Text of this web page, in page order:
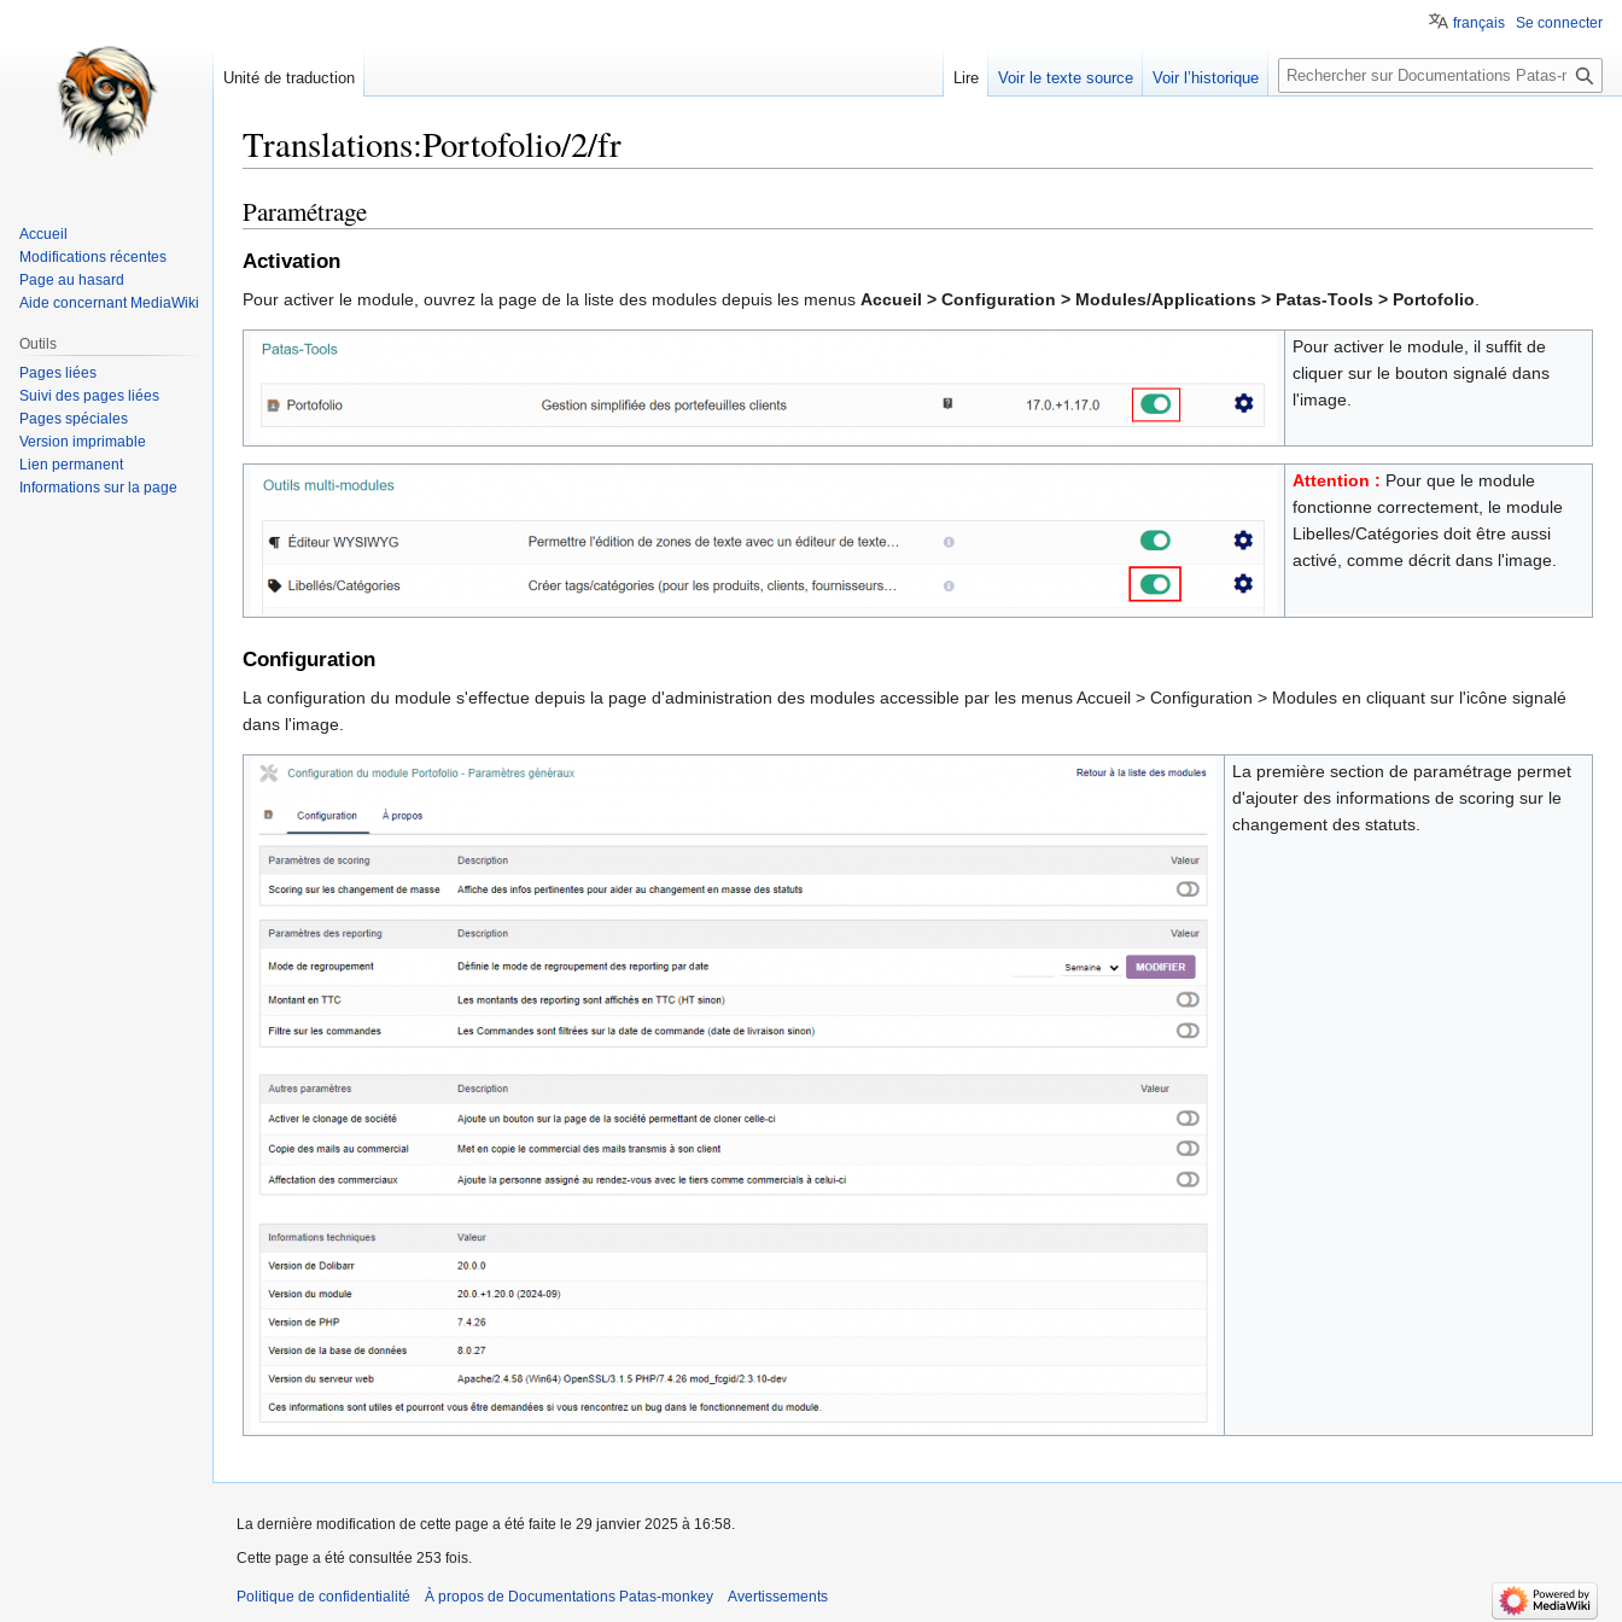
Translations:Portofolio/2/fr
Aller
à
la
Aller
à
la
Paramétrage
Activation
Pour activer le module, ouvrez la page de la liste des modules depuis les menus Accueil > Configuration > Modules/Applications > Patas-Tools > Portofolio
Pour activer le module, il suffit de
cliquer sur le bouton signalé dans
l'image.
Attention : Pour que le module
fonctionne correctement, le module
Libelles/Catégories doit être aussi
activé, comme décrit dans l'image.
Configuration
La configuration du module s'effectue depuis la page d'administration des modules accessible par les menus Accueil > Configuration > Modules en cliquant sur l'icône signalé
dans l'image.
La première section de paramétrage permet
d'ajouter des informations de scoring sur le
changement des statuts.
français Se connecter
Unité de traduction Lire Voir le texte source Voir l’historique
Rechercher
Accueil
Modifications récentes
Page au hasard
Aide concernant MediaWiki
Outils
Pages liées
Suivi des pages liées
Pages spéciales
Version imprimable
Lien permanent
Informations sur la page
La dernière modification de cette page a été faite le 29 janvier 2025 à 16:58.
Cette page a été consultée 253 fois.
Politique de confidentialité À propos de Documentations Patas-monkey Avertissements